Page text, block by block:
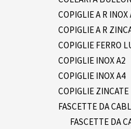
COPIGLIE A R INOX
COPIGLIE A R
COPIGLIE FERRO
COPIGLIE INOX A2
COPIGLIE INOX A4
COPIGLIE ZINCATE
FASCETTE DA
FASCETTE DA